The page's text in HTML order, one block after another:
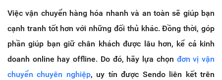
Việc vận chuyển hàng hóa nhanh và an toàn sẽ giúp bạn
cạnh tranh tốt hơn với những đối thủ khác. Đồng thời, góp
phần giúp bạn giữ chân khách được lâu hơn, kể cả kinh
doanh online hay offline. Do đó, hãy lựa chọn đơn vị vận
chuyển chuyên nghiệp, uy tín được Sendo liên kết trên